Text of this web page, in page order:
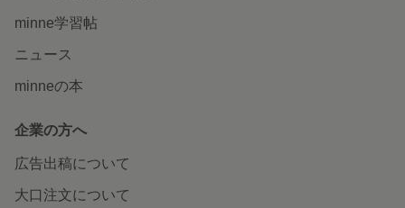
minne学習帖
ニュース
minneの本
企業の方へ
広告出稿について
大口注文について